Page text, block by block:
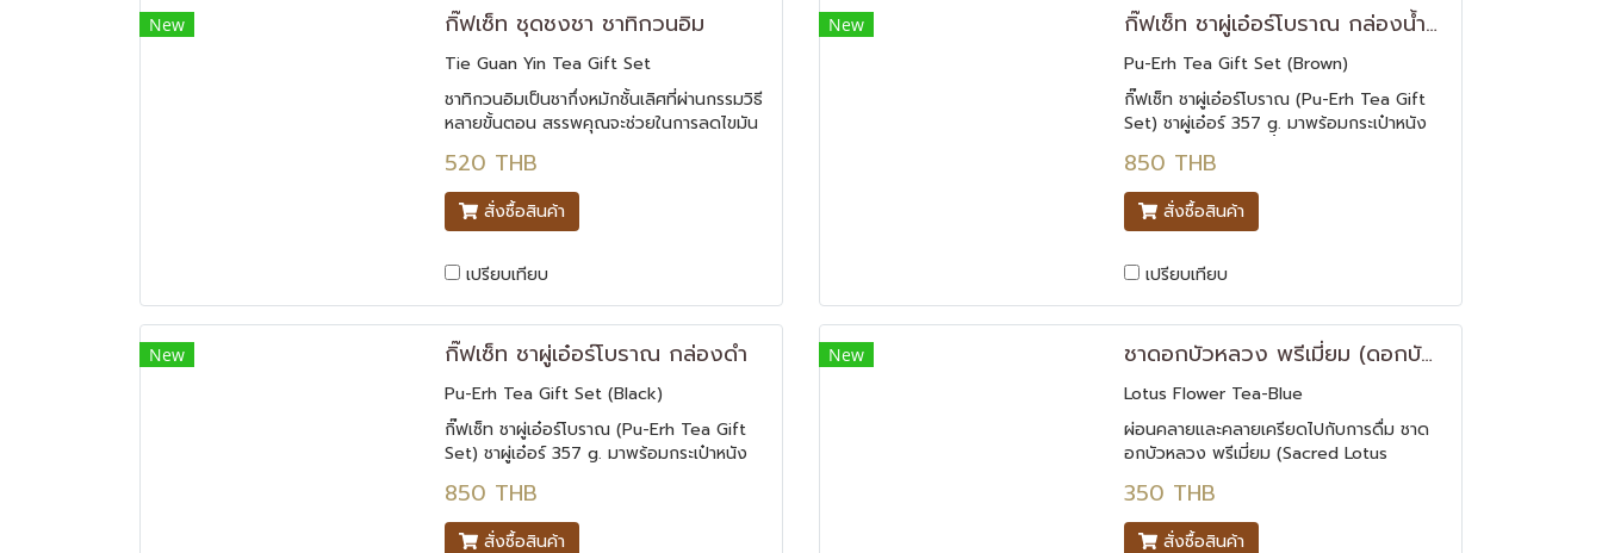
New กิ๊ฟเซ็ท ชุดชงชา ชาทิกวนอิม
Tie Guan Yin Tea Gift Set
ชาทิกวนอิมเป็นชากึ่งหมักชั้นเลิศที่ผ่านกรรมวิธี
หลายขั้นตอน สรรพคุณจะช่วยในการลดไขมัน
ช่วยชะลอความชรา กลิ่นหอมหวานธรรมชาติ
รสชาอ่อนละมุนนุ่มนวล
520 THB
สั่งซื้อสินค้า
เปรียบเทียบ
New กิ๊ฟเซ็ท ชาผู่เอ๋อร์โบราณ กล่องน้ำตาล
Pu-Erh Tea Gift Set (Brown)
กิ๊ฟเซ็ท ชาผู่เอ๋อร์โบราณ (Pu-Erh Tea Gift
Set) ชาผู่เอ๋อร์ 357 g. มาพร้อมกระเป๋าหนัง
ผ่านกระบวนการหมัก ทำให้เกิดการดึงเอาสุด
ยอดสรรพคุณของชาออกมาได้ดีขึ้น
850 THB
สั่งซื้อสินค้า
เปรียบเทียบ
New กิ๊ฟเซ็ท ชาผู่เอ๋อร์โบราณ กล่องดำ
Pu-Erh Tea Gift Set (Black)
กิ๊ฟเซ็ท ชาผู่เอ๋อร์โบราณ (Pu-Erh Tea Gift
Set) ชาผู่เอ๋อร์ 357 g. มาพร้อมกระเป๋าหนัง
กระบวนการหมัก ทำให้เกิดการดึงเอาสุดยอด
สรรพคุณของชาออกมาได้ดีขึ้น
850 THB
สั่งซื้อสินค้า
New ชาดอกบัวหลวง พรีเมี่ยม (ดอกบัวบาน)
Lotus Flower Tea-Blue
ผ่อนคลายและคลายเครียดไปกับการดื่ม ชาด
อกบัวหลวง พรีเมี่ยม (Sacred Lotus
คุณจิตใจสงบและได้รับคุณประโยชน์มากมาย
เป็นชาดอกไม้ที่ช่วยทำให้ผ่อนคลาย สามารถ
350 THB
สั่งซื้อสินค้า